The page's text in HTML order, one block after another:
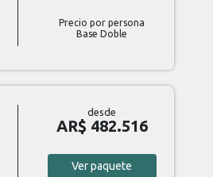
Precio por persona
Base Doble
desde
AR$ 482.516
Verpaquete